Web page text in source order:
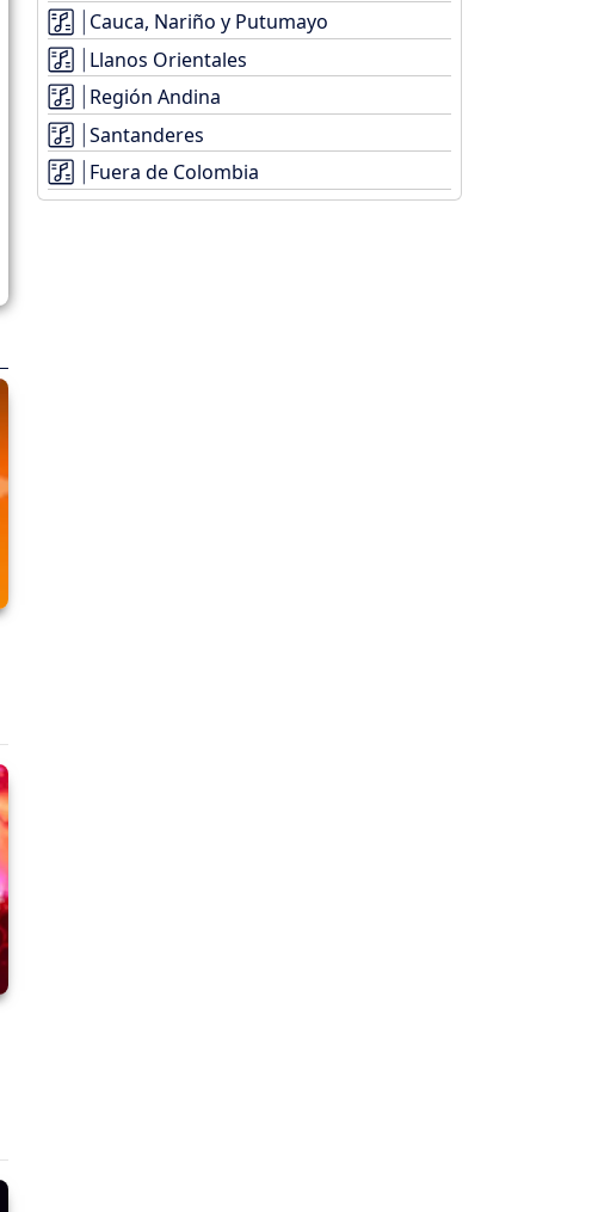
Cauca, Nariño y Putumayo
Llanos Orientales
Región Andina
Santanderes
Fuera de Colombia